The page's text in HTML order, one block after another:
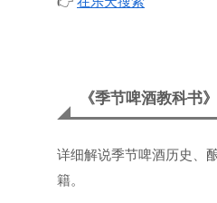
《季节啤酒教科书》
详细解说季节啤酒历史、
籍。